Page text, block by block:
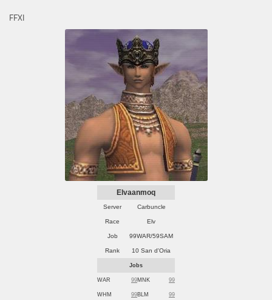
FFXI
Elvaanmoq
Server Carbuncle
Race Elv
Job 99WAR/59SAM
Rank 10 San d'Oria
Jobs
WAR 99MNK 99
WHM 99BLM 99